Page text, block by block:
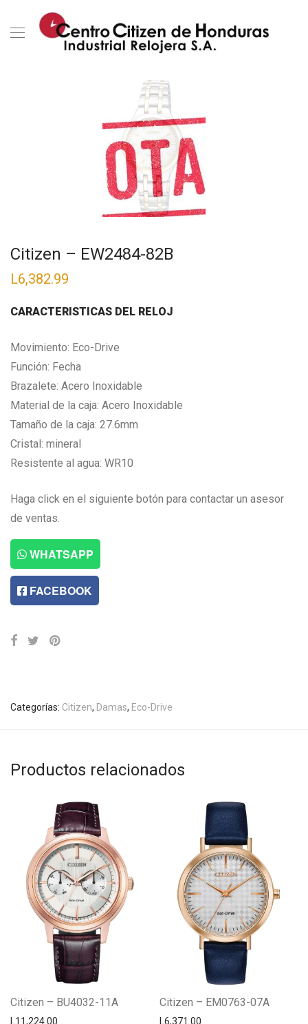
Citizen – EW2484-82B
L6,382.99
CARACTERISTICAS DEL RELOJ
Movimiento: Eco-Drive
Función: Fecha
Brazalete: Acero Inoxidable
Material de la caja: Acero Inoxidable
Tamaño de la caja: 27.6mm
Cristal: mineral
Resistente al agua: WR10
Haga click en el siguiente botón para contactar un asesor
de ventas.
WHATSAPP
FACEBOOK
Categorías: Citizen, Damas, Eco-Drive
Productos relacionados
Citizen – BU4032-11A
L11,224.00
Citizen – EM0763-07A
L6,371.00